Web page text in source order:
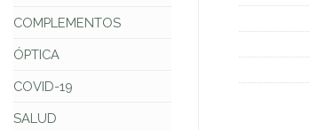
COMPLEMENTOS
ÓPTICA
COVID-19
SALUD